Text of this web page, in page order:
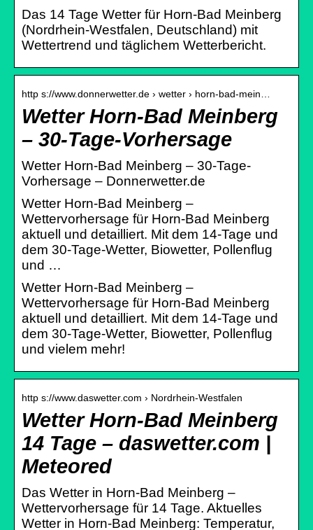
Das 14 Tage Wetter für Horn-Bad Meinberg
(Nordrhein-Westfalen, Deutschland) mit
Wettertrend und täglichem Wetterbericht.
http s://www.donnerwetter.de › wetter › horn-bad-mein…
Wetter Horn-Bad Meinberg
– 30-Tage-Vorhersage
Wetter Horn-Bad Meinberg – 30-Tage-
Vorhersage – Donnerwetter.de
Wetter Horn-Bad Meinberg –
Wettervorhersage für Horn-Bad Meinberg
aktuell und detailliert. Mit dem 14-Tage und
dem 30-Tage-Wetter, Biowetter, Pollenflug
und …
Wetter Horn-Bad Meinberg –
Wettervorhersage für Horn-Bad Meinberg
aktuell und detailliert. Mit dem 14-Tage und
dem 30-Tage-Wetter, Biowetter, Pollenflug
und vielem mehr!
http s://www.daswetter.com › Nordrhein-Westfalen
Wetter Horn-Bad Meinberg
14 Tage – daswetter.com |
Meteored
Das Wetter in Horn-Bad Meinberg –
Wettervorhersage für 14 Tage. Aktuelles
Wetter in Horn-Bad Meinberg: Temperatur,